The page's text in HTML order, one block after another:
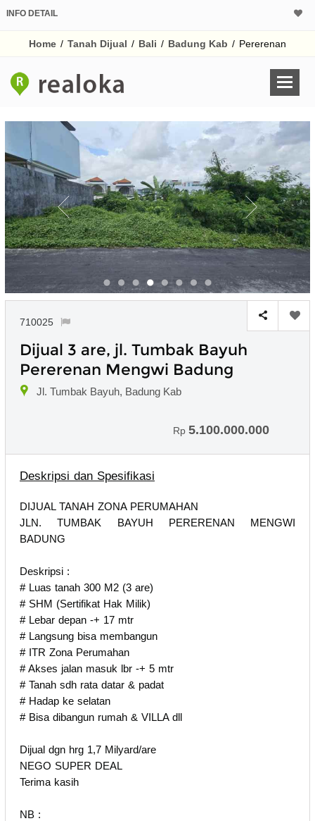
INFO DETAIL
Home / Tanah Dijual / Bali / Badung Kab / Pererenan
710025
Dijual 3 are, jl. Tumbak Bayuh
Pererenan Mengwi Badung
Jl. Tumbak Bayuh, Badung Kab
Rp 5.100.000.000
Deskripsi dan Spesifikasi
DIJUAL TANAH ZONA PERUMAHAN
JLN. TUMBAK BAYUH PERERENAN MENGWI
BADUNG
Deskripsi :
# Luas tanah 300 M2 (3 are)
# SHM (Sertifikat Hak Milik)
# Lebar depan -+ 17 mtr
# Langsung bisa membangun
# ITR Zona Perumahan
# Akses jalan masuk lbr -+ 5 mtr
# Tanah sdh rata datar & padat
# Hadap ke selatan
# Bisa dibangun rumah & VILLA dll
Dijual dgn hrg 1,7 Milyard/are
NEGO SUPER DEAL
Terima kasih
NB :
Untuk hasil simulasi
pada kotak-
Simpan